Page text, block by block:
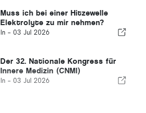
Muss ich bei einer Hitzewelle
Elektrolyte zu mir nehmen?
In - 03 Jul 2026
Der 32. Nationale Kongress für
Innere Medizin (CNMI)
In - 03 Jul 2026